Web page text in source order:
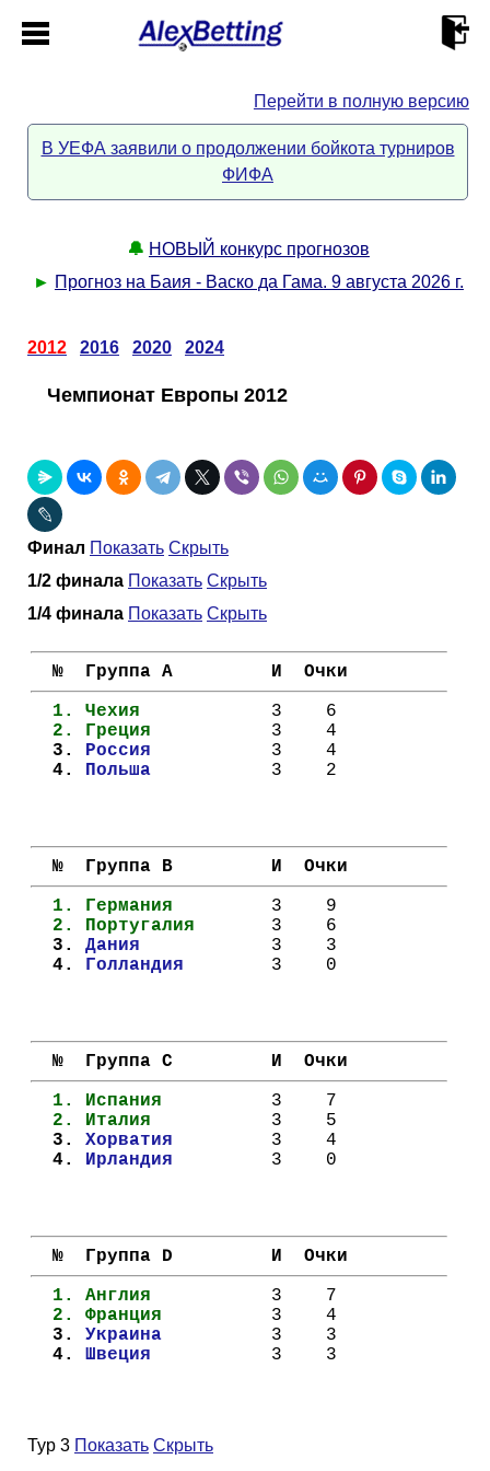
Ответы на вопросы
Отзывы
Новости
Партнёрка
Вакансии
RSS
Контакты
Бесплатные
Платные
Статистика
►
Таблицы
Чемпионатов
Серии
Еврокубки
Лига Чемпионов
Лига Европы
Лига Конференций
Чемпионат Европы
Кубок Мира (отбор)
Лига Наций
Инструменты
Поиск команд
Расчёт системы
Telegram Bot
Telegram Bot
Перейти в полную версию
В УЕФА заявили о продолжении бойкота турниров
ФИФА
🔔 НОВЫЙ конкурс прогнозов
► Прогноз на Баия - Васко да Гама. 9 августа 2026 г.
2012 2016 2020 2024
Чемпионат Европы 2012
Финал Показать Скрыть
1/2 финала Показать Скрыть
1/4 финала Показать Скрыть
  №  Группа A         И  Очки
  1.
Чехия
  3    6
  2.
Греция
  3    4
  3.
Россия
  3    4
  4.
Польша
  3    2
  №  Группа B         И  Очки
  1.
Германия
  3    9
  2.
Португалия
  3    6
  3.
Дания
  3    3
  4.
Голландия
  3    0
  №  Группа C         И  Очки
  1.
Испания
  3    7
  2.
Италия
  3    5
  3.
Хорватия
  3    4
  4.
Ирландия
  3    0
  №  Группа D         И  Очки
  1.
Англия
  3    7
  2.
Франция
  3    4
  3.
Украина
  3    3
  4.
Швеция
  3    3
Тур 3 Показать Скрыть